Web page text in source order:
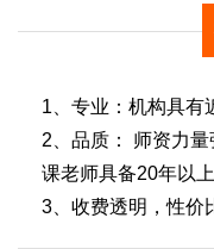
1、专业：机构具有
2、品质： 师资力
课老师具备20年以
3、收费透明，性价